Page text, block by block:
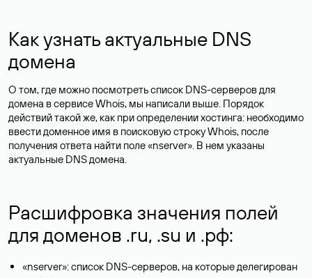
Как узнать актуальные DNS
домена
О том, где можно посмотреть список DNS-серверов для
домена в сервисе Whois, мы написали выше. Порядок
действий такой же, как при определении хостинга: необходимо
ввести доменное имя в поисковую строку Whois, после
получения ответа найти поле «nserver». В нем указаны
актуальные DNS домена.
Расшифровка значения полей
для доменов .ru, .su и .рф:
«nserver»: список DNS-серверов, на которые делегирован